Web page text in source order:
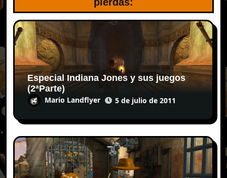
Especial Indiana Jones y sus juegos
(2ªParte)
Mario Landflyer 5 de julio de 2011